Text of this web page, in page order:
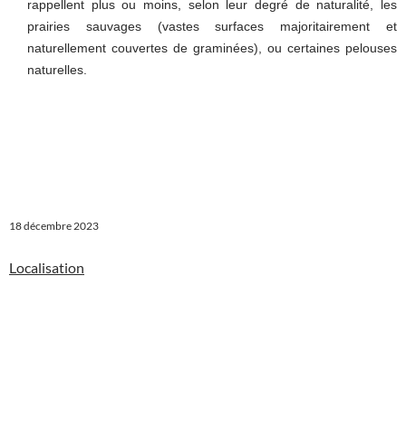
rappellent plus ou moins, selon leur degré de naturalité, les
prairies sauvages (vastes surfaces majoritairement et
naturellement couvertes de graminées), ou certaines pelouses
naturelles.
18 décembre 2023
Localisation